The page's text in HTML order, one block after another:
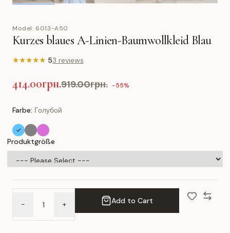
Model: 6013-A50
Kurzes blaues A-Linien-Baumwollkleid Blau
★★★★★ 53 reviews
414.00грн.919.00грн. -55%
Farbe: Голубой
Produktgröße
- + Add to Cart